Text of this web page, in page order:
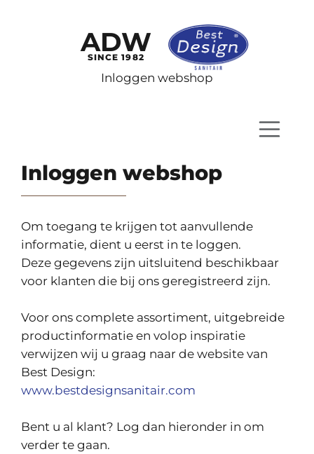
ADW
SINCE 1982
Inloggen webshop
Inloggen webshop
Om toegang te krijgen tot aanvullende
informatie, dient u eerst in te loggen.
Deze gegevens zijn uitsluitend beschikbaar
voor klanten die bij ons geregistreerd zijn.
Voor ons complete assortiment, uitgebreide
productinformatie en volop inspiratie
verwijzen wij u graag naar de website van
Best Design:
www.bestdesignsanitair.com
Bent u al klant? Log dan hieronder in om
verder te gaan.